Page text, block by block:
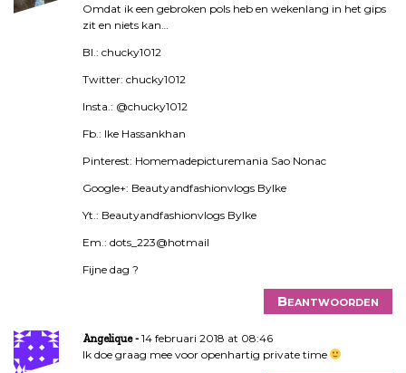
Omdat ik een gebroken pols heb en wekenlang in het gips
zit en niets kan…
Bl.: chucky1012
Twitter: chucky1012
Insta.: @chucky1012
Fb.: Ike Hassankhan
Pinterest: Homemadepicturemania Sao Nonac
Google+: Beautyandfashionvlogs ByIke
Yt.: Beautyandfashionvlogs ByIke
Em.: dots_223@hotmail
Fijne dag ?
Beantwoorden
Angelique
14 februari 2018 at 08:46
Ik doe graag mee voor openhartig private time